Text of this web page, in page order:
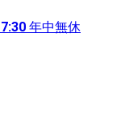
年中無休